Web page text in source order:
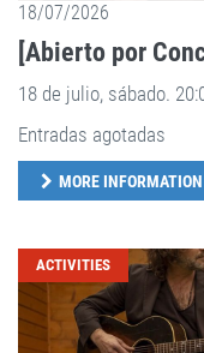
18/07/2026
[Abierto por
18 de julio, sábado.
Entradas agotadas
MORE INFORMATION
ACTIVITIES